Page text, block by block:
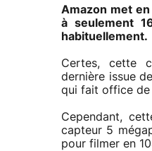
Amazon met
à seulement
habituellement.
Certes, cette
dernière issue
qui fait office de
Cependant,
capteur 5
pour filmer en